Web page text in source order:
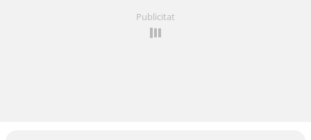
Publicitat